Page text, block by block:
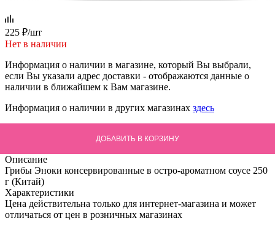
225 ₽/шт
Нет в наличии
Информация о наличии в магазине, который Вы выбрали,
если Вы указали адрес доставки - отображаются данные о
наличии в ближайшем к Вам магазине.
Информация о наличии в других магазинах здесь
ДОБАВИТЬ В КОРЗИНУ
Описание
Грибы Эноки консервированные в остро-ароматном соусе 250
г (Китай)
Характеристики
Цена действительна только для интернет-магазина и может
отличаться от цен в розничных магазинах